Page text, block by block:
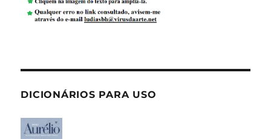
DICIONÁRIOS PARA USO